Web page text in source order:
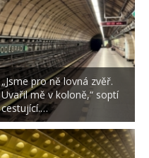
„Jsme pro ně lovná zvěř.
Uvařil mě v koloně,“ soptí
cestující.…